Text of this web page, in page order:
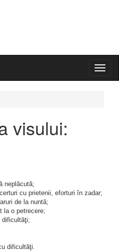
visului:
neplăcută;
cu prietenii, eforturi în zadar;
de la nuntă;
la o petrecere;
dificultăţi;
dificultăţi.